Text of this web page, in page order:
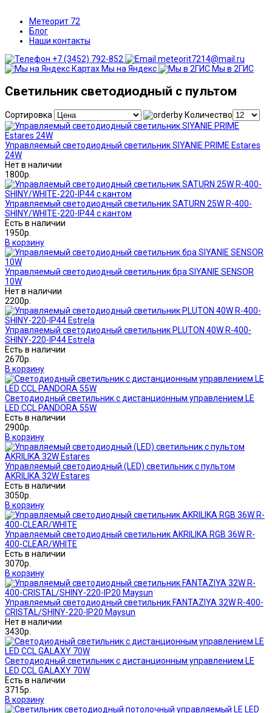
Метеорит 72
Блог
Наши контакты
+7 (3452) 792-852
meteorit7214@mail.ru
Мы на Яндекс
Мы в 2ГИС
Светильник светодиодный с пультом
Сортировка Количество
Управляемый светодиодный светильник SIYANIE PRIME Estares
24W
Нет в наличии
1800р.
Управляемый светодиодный светильник SATURN 25W R-400-
SHINY/WHITE-220-IP44 с кантом
Есть в наличии
1950р.
В корзину
Управляемый светодиодный светильник бра SIYANIE SENSOR
10W
Нет в наличии
2200р.
Управляемый светодиодный светильник PLUTON 40W R-400-
SHINY-220-IP44 Estrela
Есть в наличии
2670р.
В корзину
Светодиодный светильник с дистанционным управлением LE
LED CCL PANDORA 55W
Есть в наличии
2900р.
В корзину
Управляемый светодиодный (LED) светильник с пультом
AKRILIKA 32W Estares
Есть в наличии
3050р.
В корзину
Управляемый светодиодный светильник AKRILIKA RGB 36W R-
400-CLEAR/WHITE
Есть в наличии
3070р.
В корзину
Управляемый светодиодный светильник FANTAZIYA 32W R-400-
CRISTAL/SHINY-220-IP20 Maysun
Нет в наличии
3430р.
Светодиодный светильник с дистанционным управлением LE
LED CCL GALAXY 70W
Есть в наличии
3715р.
В корзину